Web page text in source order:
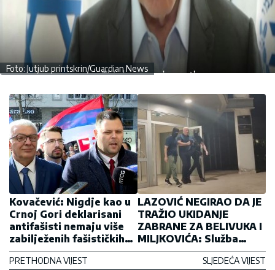
Foto: Jutjub printskrin/Guardian News
Kovačević: Nigdje kao u
Crnoj Gori deklarisani
antifašisti nemaju više
zabilježenih fašističkih
ponašanja
PRETHODNA VIJEST
LAZOVIĆ NEGIRAO DA JE
TRAŽIO UKIDANJE
ZABRANE ZA BELIVUKA I
MILJKOVIĆA: Služba
vidjela dva kriptovana
telefona iz Srbije na
SLJEDEĆA VIJEST